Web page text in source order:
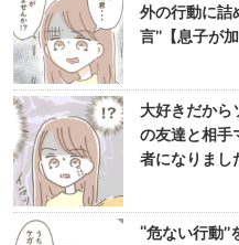
外の行動に詰
言”【息子が
大好きだか
の友達と相手
者になりまし
“危ない行動